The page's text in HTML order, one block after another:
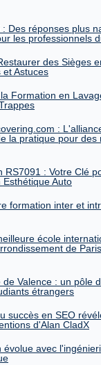
: Des réponses plus
les professionnels
des Sièges
et Astuces
Formation en
:
la pratique pour des
RS7091 : Votre Clé
Auto
formation inter et
école
de
de Valence : un pôle
étrangers
succès en SEO
d'Alan CladX
évolue avec